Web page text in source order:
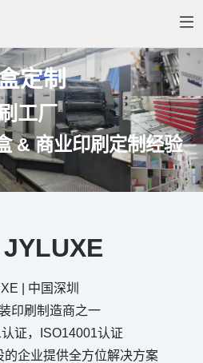
定制
工厂
& 商业印刷定制经验
| 中国深圳
印刷制造商之一
证，ISO14001认证
的企业提供全方位解决方案